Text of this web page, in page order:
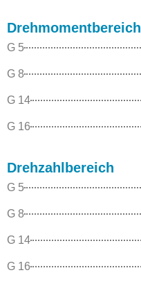
Drehmomentbereich
G 5
G 8
G 14
G 16
Drehzahlbereich
G 5
G 8
G 14
G 16